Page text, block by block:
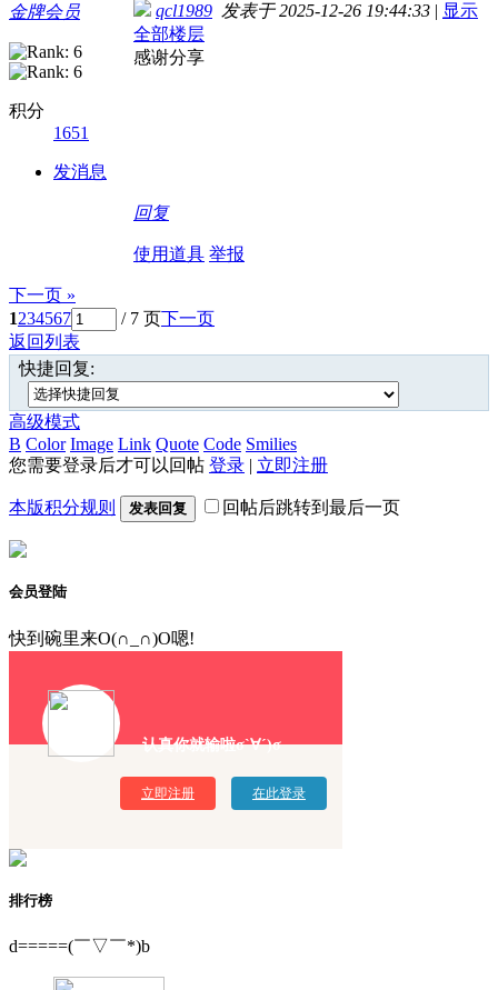
金牌会员
积分
1651
发消息
qcl1989 发表于 2025-12-26 19:44:33 | 显示
全部楼层
感谢分享
回复
使用道具 举报
下一页 »
1234567 / 7 页下一页
返回列表
快捷回复:
高级模式
B Color Image Link Quote Code Smilies
您需要登录后才可以回帖 登录 | 立即注册
本版积分规则 发表回复 回帖后跳转到最后一页
会员登陆
快到碗里来O(∩_∩)O嗯!
认真你就输啦σ`∀´)σ
立即注册 在此登录
排行榜
d=====(￣▽￣*)b